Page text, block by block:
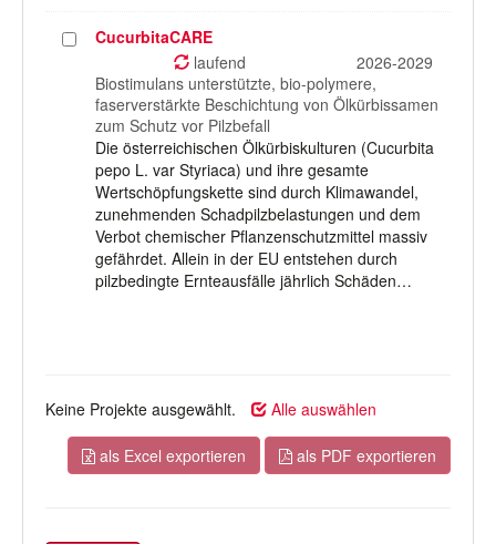
ProjektCucurbitaCARE
laufend
2026-2029
Biostimulans unterstützte, bio-polymere,
faserverstärkte Beschichtung von Ölkürbissamen
zum Schutz vor Pilzbefall
Die österreichischen Ölkürbiskulturen (Cucurbita
pepo L. var Styriaca) und ihre gesamte
Wertschöpfungskette sind durch Klimawandel,
zunehmenden Schadpilzbelastungen und dem
Verbot chemischer Pflanzenschutzmittel massiv
gefährdet. Allein in der EU entstehen durch
pilzbedingte Ernteausfälle jährlich Schäden…
Keine Projekte ausgewählt. Alle auswählen
als Excel exportieren als PDF exportieren